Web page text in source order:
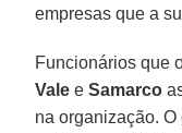
empresas que a
Funcionários que
Vale eSamarco
na organização.